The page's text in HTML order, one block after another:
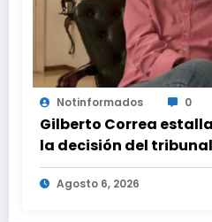
Notinformados 0
Gilberto Correa
la decisión del
Agosto 6, 2026